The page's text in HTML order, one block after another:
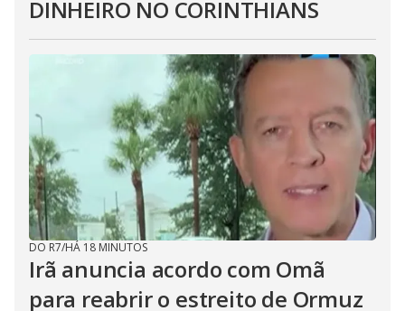
DINHEIRO NO CORINTHIANS
DO R7/HÁ 18 MINUTOS
Irã anuncia acordo com Omã
para reabrir o estreito de Ormuz